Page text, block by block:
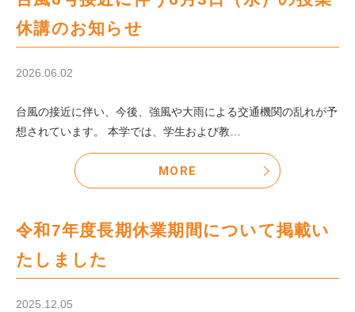
休講のお知らせ
2026.06.02
台風の接近に伴い、今後、強風や大雨による交通機関の乱れが予
想されています。 本学では、学生および教…
MORE
令和7年度長期休業期間について掲載い
たしました
2025.12.05